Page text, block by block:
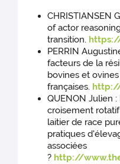
CHRISTIANSEN
of actor
transition.
PERRIN
facteurs de la
bovines et
françaises. http://
QUENON Julien
croisement
laitier de race
pratiques
associées
? http://